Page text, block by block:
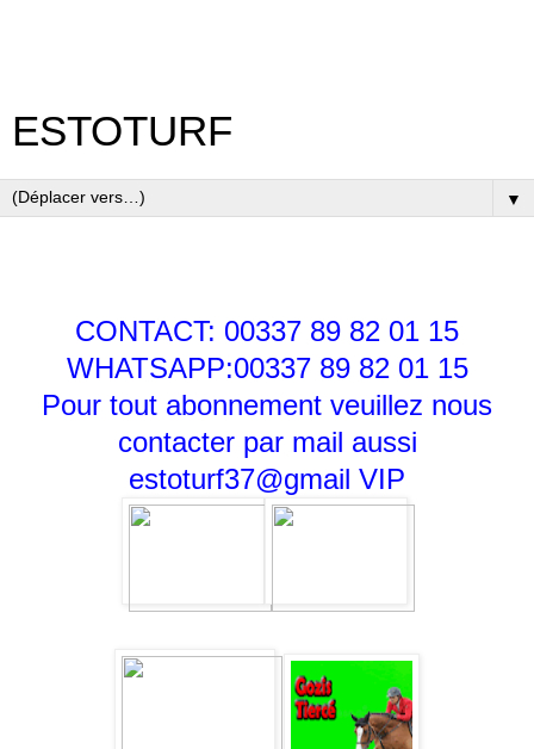
ESTOTURF
▼
CONTACT: 00337 89 82 01 15
WHATSAPP:00337 89 82 01 15
Pour tout abonnement veuillez nous
contacter par mail aussi
estoturf37@gmail VIP